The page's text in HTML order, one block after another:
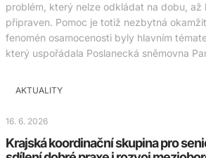
problém, který nelze odkládat na dobu, až
připraven. Pomoc je totiž nezbytná
fenomén osamocenosti byly hlavním
který uspořádala Poslanecká sněmovna
AKTUALITY
16. 6. 2026
Krajská koordinační skupina pro